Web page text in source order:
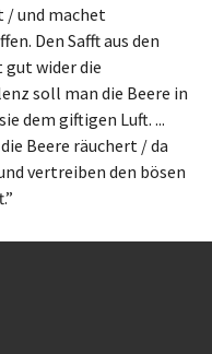
/ und machet
Den Safft aus den
wider die
soll man die Beere in
dem giftigen Luft. ...
Beere räuchert / da
vertreiben den bösen